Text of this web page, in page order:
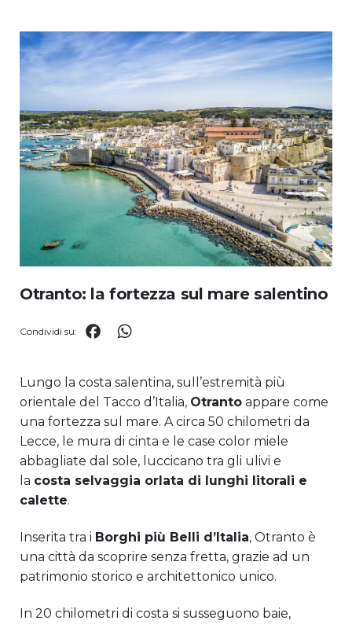
contenuto
Otranto: la fortezza sul mare salentino
Condividi su: Facebook
Lungo la costa salentina, sull’estremità più
orientale del Tacco d’Italia, Otranto appare come
una fortezza sul mare. A circa 50 chilometri da
Lecce, le mura di cinta e le case color miele
abbagliate dal sole, luccicano tra gli ulivi e
la costa selvaggia orlata di lunghi litorali e
calette.
Inserita tra i Borghi più Belli d’Italia, Otranto è
una città da scoprire senza fretta, grazie ad un
patrimonio storico e architettonico unico.
In 20 chilometri di costa si susseguono baie,